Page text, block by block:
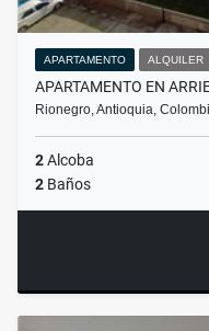
APARTAMENTO ALQUILER
APARTAMENTO EN
Rionegro, Antioquia,
2Alcoba
2 Baños